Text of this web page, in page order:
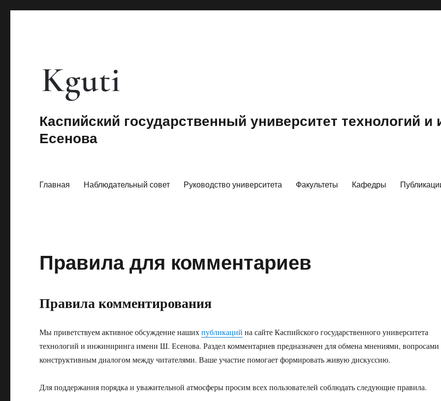
Каспийский государственный университет технологий
Есенова
Главная Наблюдательный совет Руководство университета Факультеты Кафедры
Правила для комментариев
Правила комментирования
Мы приветствуем активное обсуждение нашихпубликаций на сайте Каспийского государственного университета
технологий и инжиниринга имени Ш. Есенова. Раздел комментариев предназначен для обмена мнениями,
конструктивным диалогом между читателями. Ваше участие помогает формировать живую дискуссию.
Для поддержания порядка и уважительной атмосферы просим всех пользователей соблюдать следующие правила.